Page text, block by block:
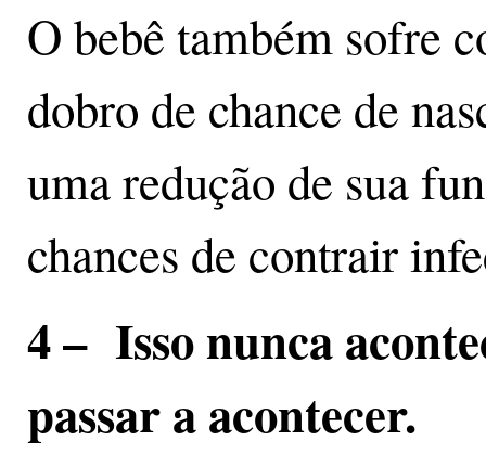
O bebê também sofre
dobro de chance de
uma redução de sua
chances de contrair
4 – Isso nunca
passar a acontecer.